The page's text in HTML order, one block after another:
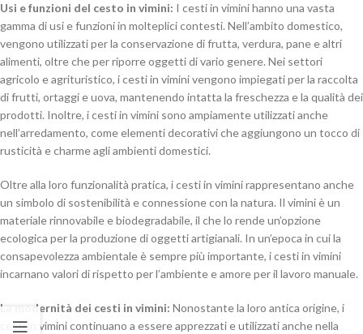
Usi e funzioni del cesto in vimini: I cesti in vimini hanno una vasta
gamma di usi e funzioni in molteplici contesti. Nell’ambito domestico,
vengono utilizzati per la conservazione di frutta, verdura, pane e altri
alimenti, oltre che per riporre oggetti di vario genere. Nei settori
agricolo e agrituristico, i cesti in vimini vengono impiegati per la raccolta
di frutti, ortaggi e uova, mantenendo intatta la freschezza e la qualità dei
prodotti. Inoltre, i cesti in vimini sono ampiamente utilizzati anche
nell’arredamento, come elementi decorativi che aggiungono un tocco di
rusticità e charme agli ambienti domestici.
Oltre alla loro funzionalità pratica, i cesti in vimini rappresentano anche
un simbolo di sostenibilità e connessione con la natura. Il vimini è un
materiale rinnovabile e biodegradabile, il che lo rende un’opzione
ecologica per la produzione di oggetti artigianali. In un’epoca in cui la
consapevolezza ambientale è sempre più importante, i cesti in vimini
incarnano valori di rispetto per l’ambiente e amore per il lavoro manuale.
La modernità dei cesti in vimini: Nonostante la loro antica origine, i
cesti in vimini continuano a essere apprezzati e utilizzati anche nella